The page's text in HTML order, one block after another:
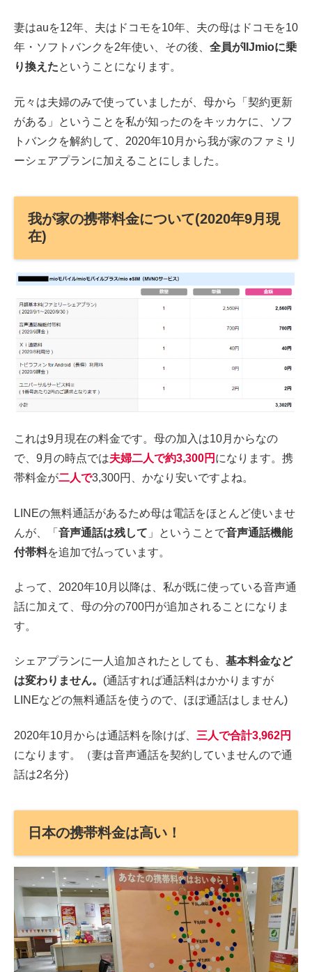
妻はauを12年、夫はドコモを10年、夫の母はドコモを10
年・ソフトバンクを2年使い、その後、 全員がIIJmioに乗
り換えたということになります。
元々は夫婦のみで使っていましたが、母から「契約更新
がある」ということを私が知ったのをキッカケに、ソフ
トバンクを解約して、2020年10月から我が家のファミリ
ーシェアプランに加えることにしました。
我が家の携帯料金について(2020年9月現
在)
これは9月現在の料金です。母の加入は10月からなの
で、9月の時点では夫婦二人で約3,300円 になります。携
帯料金が二人で3,300円、かなり安いですよね。
LINEの無料通話があるため母は電話をほとんど使いませ
んが、「 音声通話は残して 」ということで音声通話機能
付帯料を追加で払っています。
よって、2020年10月以降は、私が既に使っている音声通
話に加えて、母の分の700円が追加されることになりま
す。
シェアプランに一人追加されたとしても、 基本料金など
は変わりません。 (通話すれば通話料はかかりますが
LINEなどの無料通話を使うので、ほぼ通話はしません)
2020年10月からは通話料を除けば、 三人で合計3,962円
になります。（妻は音声通話を契約していませんので通
話は2名分)
日本の携帯料金は高い！